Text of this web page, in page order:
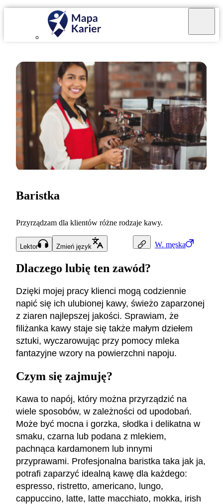
W. męska
Baristka
Przyrządzam dla klientów różne rodzaje kawy.
Lektor Zmień język
Dlaczego lubię ten zawód?
Dzięki mojej pracy klienci mogą codziennie
napić się ich ulubionej kawy, świeżo zaparzonej
z ziaren najlepszej jakości. Sprawiam, że
filiżanka kawy staje się także małym dziełem
sztuki, wyczarowując przy pomocy mleka
fantazyjne wzory na powierzchni napoju.
Czym się zajmuję?
Kawa to napój, który można przyrządzić na
wiele sposobów, w zależności od upodobań.
Może być mocna i gorzka, słodka i delikatna w
smaku, czarna lub podana z mlekiem,
pachnąca kardamonem lub innymi
przyprawami. Profesjonalna baristka taka jak ja,
potrafi zaparzyć idealną kawę dla każdego:
espresso, ristretto, americano, lungo,
cappuccino, latte, latte macchiato, mokka, irish